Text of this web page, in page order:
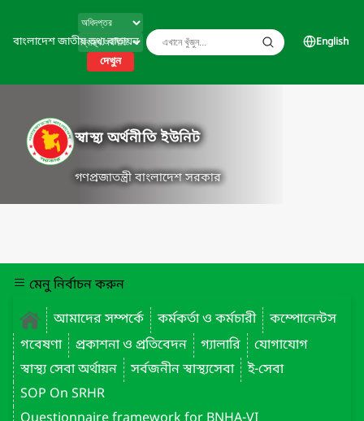
বাংলাদেশ জাতীয় তথ্য বাতায়ন
দেখুন
English
স্বাস্থ্য অর্থনীতি ইউনিট
গণপ্রজাতন্ত্রী বাংলাদেশ সরকার
মেনু নির্বাচন করুন
আমাদের সম্পর্কে
কর্মকর্তা ও কর্মচারী
কম্পোনেন্টস
গবেষণা
প্রকাশনা ও প্রতিবেদন গ্যালারি
যোগাযোগ
স্বাস্থ্য সেবা অর্থায়ন
সর্বজনীন স্বাস্থ্যসেবা
ই-সেবা
SOP On SRHR